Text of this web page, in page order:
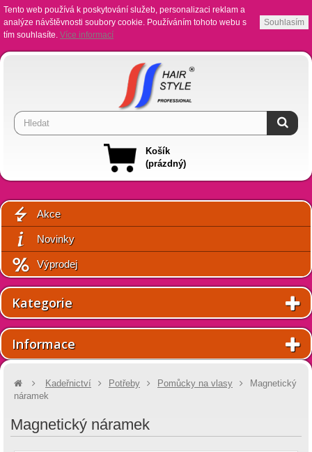
Tento web používá k poskytování služeb, personalizaci reklam a
analýze návštěvnosti soubory cookie. Používáním tohoto webu s
tím souhlasíte. Více informací
Souhlasím
Košík
(prázdný)
Akce
Novinky
Výprodej
Kategorie
Informace
Kadeřnictví Potřeby Pomůcky na vlasy
Magnetický
náramek
Magnetický náramek